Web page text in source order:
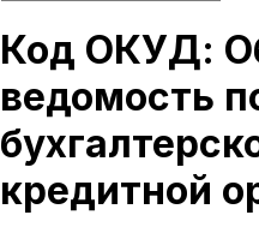
Код ОКУД:
ведомость
кредитной